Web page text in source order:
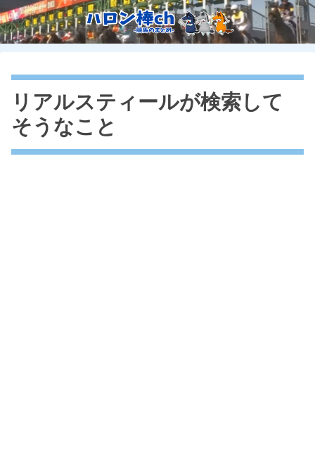
リアルスティールが検索して
そうなこと